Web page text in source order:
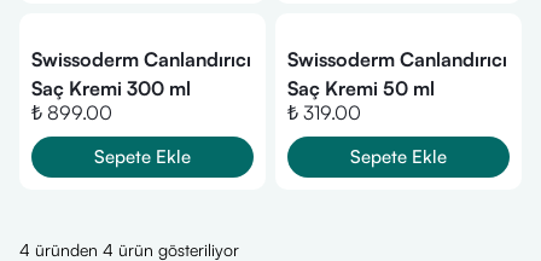
Swissoderm Canlandırıcı
Saç Kremi 300 ml
₺ 899.00
Sepete Ekle
Swissoderm Canlandırıcı
Saç Kremi 50 ml
₺ 319.00
Sepete Ekle
4 üründen 4 ürün gösteriliyor